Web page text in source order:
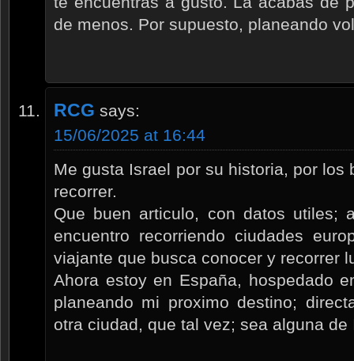
de menos. Por supuesto, planeando
RCG says:
15/06/2025 at 16:44
Me gusta Israel por su historia, por los
recorrer.
Que buen articulo, con datos utiles;
encuentro recorriendo ciudades
viajante que busca conocer y recorrer
Ahora estoy en España, hospedado
planeando mi proximo destino;
otra ciudad, que tal vez; sea alguna de